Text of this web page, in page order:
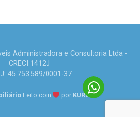
Administradora e Consultoria Ltda -
CRECI 1412J
45.753.589/0001-37
Feito com por KUROLE